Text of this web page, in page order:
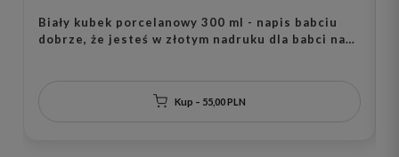
Biały kubek porcelanowy 300 ml - napis babciu
dobrze, że jesteś w złotym nadruku dla babci na
Kup – 55,00 PLN